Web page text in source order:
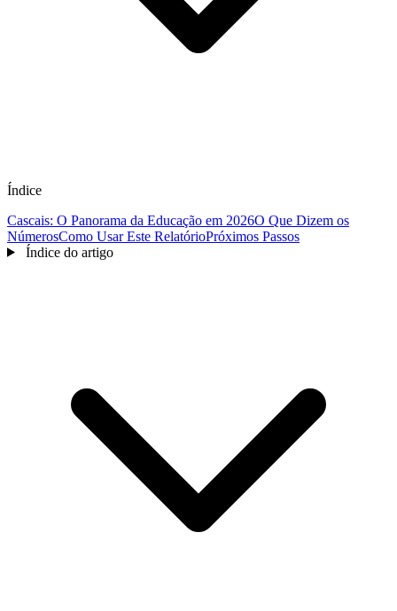
Índice
Cascais: O Panorama da Educação em 2026O Que Dizem os
NúmerosComo Usar Este RelatórioPróximos Passos
Índice do artigo